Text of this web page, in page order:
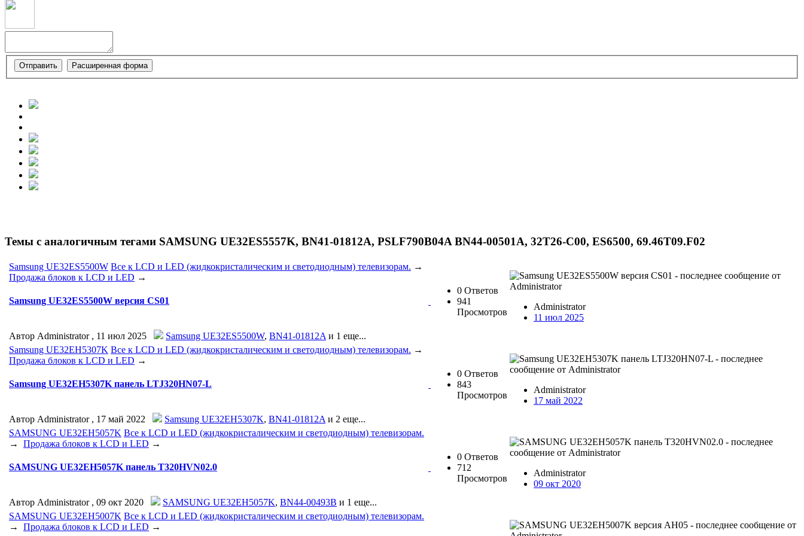
Темы с аналогичным тегами SAMSUNG UE32ES5557K, BN41-01812A, PSLF790B04A BN44-00501A, 32T26-C00, ES6500, 69.46T09.F02
Samsung UE32ES5500W Все к LCD и LED (жидкокристалическим и светодиодным) телевизорам. →
Продажа блоков к LCD и LED →
Samsung UE32ES5500W версия CS01
Автор Administrator , 11 июл 2025 Samsung UE32ES5500W, BN41-01812A и 1 еще...
0 Ответов
941
Просмотров
Administrator
11 июл 2025
Samsung UE32EH5307K Все к LCD и LED (жидкокристалическим и светодиодным) телевизорам. →
Продажа блоков к LCD и LED →
Samsung UE32EH5307K панель LTJ320HN07-L
Автор Administrator , 17 май 2022 Samsung UE32EH5307K, BN41-01812A и 2 еще...
0 Ответов
843
Просмотров
Administrator
17 май 2022
SAMSUNG UE32EH5057K Все к LCD и LED (жидкокристалическим и светодиодным) телевизорам.
→
Продажа блоков к LCD и LED →
SAMSUNG UE32EH5057K панель T320HVN02.0
Автор Administrator , 09 окт 2020 SAMSUNG UE32EH5057K, BN44-00493B и 1 еще...
0 Ответов
712
Просмотров
Administrator
09 окт 2020
SAMSUNG UE32EH5007K Все к LCD и LED (жидкокристалическим и светодиодным) телевизорам.
→
Продажа блоков к LCD и LED →